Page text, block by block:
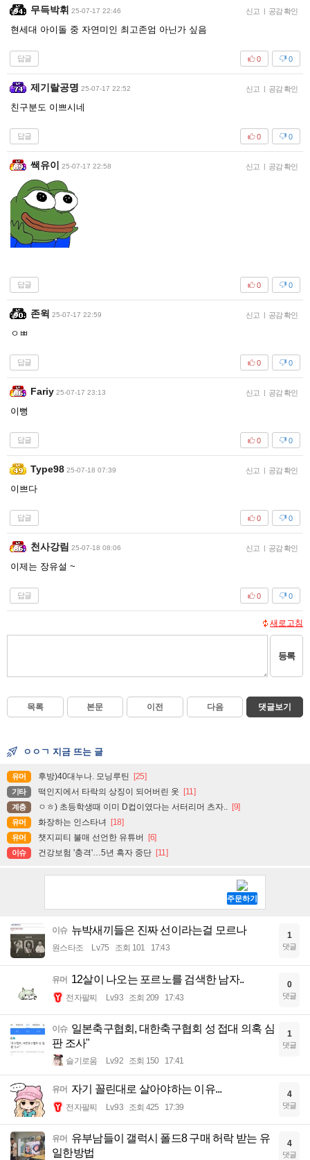
무득박휘 25-07-17 22:46 신고 | 공감 확인
현세대 아이돌 중 자연미인 최고존엄 아닌가 싶음
답글 0
0
제기랄공명 25-07-17 22:52 신고 | 공감 확인
친구분도 이쁘시네
답글 0
0
쌕유이 25-07-17 22:58 신고 | 공감 확인
답글 0
0
존윅 25-07-17 22:59 신고 | 공감 확인
ㅇㅃ
답글 0
0
Fariy 25-07-17 23:13 신고 | 공감 확인
이뻥
답글 0
0
Type98 25-07-18 07:39 신고 | 공감 확인
이쁘다
답글 0
0
천사강림 25-07-18 08:06 신고 | 공감 확인
이제는 장유설 ~
답글 0
0
새로고침
등록
목록 본문 이전 다음 댓글보기
ㅇㅇㄱ 지금 뜨는 글
유머 후방)40대누나. 모닝루틴 [25]
기타 떡인지에서 타락의 상징이 되어버린 옷 [11]
계층 ㅇㅎ) 초등학생때 이미 D컵이였다는 서터리머 츠자.. [9]
유머 화장하는 인스타녀 [18]
유머 챗지피티 불매 선언한 유튜버 [6]
이슈 건강보험 '충격'…5년 흑자 중단 [11]
이슈 뉴박새끼들은 진짜 선이라는걸 모르나
원스타조 Lv.75 조회 101 17:43
1
댓글
유머 12살이 나오는 포르노를 검색한 남자..
전자팔찌 Lv.93 조회 209 17:43
0
댓글
이슈 일본축구협회, 대한축구협회 성 접대 의혹 심
판 조사"
슬기로움 Lv.92 조회 150 17:41
1
댓글
유머 자기 꼴린대로 살아야하는 이유...
전자팔찌 Lv.93 조회 425 17:39
4
댓글
유머 유부남들이 갤럭시 폴드8 구매 허락 받는 유
일한방법
4
댓글